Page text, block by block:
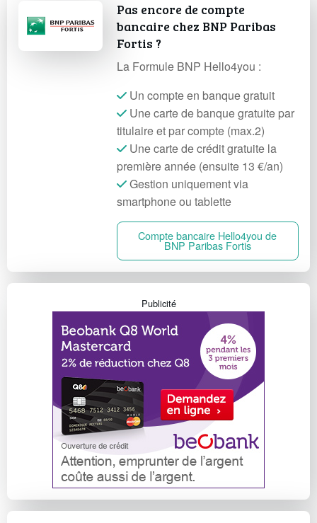
Pas encore de compte
bancaire chez BNP Paribas
Fortis ?
La Formule BNP Hello4you :
Un compte en banque gratuit
Une carte de banque gratuite par
titulaire et par compte (max.2)
Une carte de crédit gratuite la
première année (ensuite 13 €/an)
Gestion uniquement via
smartphone ou tablette
Compte bancaire Hello4you de
BNP Paribas Fortis
Publicité